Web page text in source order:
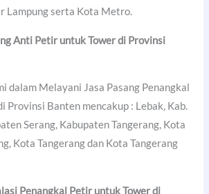
Lampung serta Kota Metro.
Anti Petir untuk Tower di Provinsi
dalam Melayani Jasa Pasang Penangkal
Provinsi Banten mencakup : Lebak, Kab.
Serang, Kabupaten Tangerang, Kota
Kota Tangerang dan Kota Tangerang
Penangkal Petir untuk Tower di